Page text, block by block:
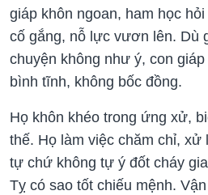
giáp khôn ngoan, ham học
cố gắng, nỗ lực vươn lên. Dù
chuyện không như ý, con
bình tĩnh, không bốc đồng.
Họ khôn khéo trong ứng xử,
thế. Họ làm việc chăm chỉ, xử
tự chứ không tự ý đốt cháy
Tỵ có sao tốt chiếu mệnh.